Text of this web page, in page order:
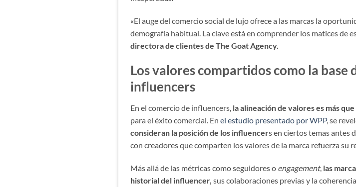
«El auge del comercio social de lujo ofrece a las marcas la
demografía habitual. La clave está en comprender los matices de
directora de clientes de The Goat Agency.
Los valores compartidos como la base
influencers
En el comercio de influencers, la alineación de valores es más
para el éxito comercial. En el estudio presentado por WPP, se
consideran la posición de los influencers en ciertos temas antes
con creadores que comparten los valores de la marca refuerza su
Más allá de las métricas como seguidores o engagement, las
historial del influencer, sus colaboraciones previas y la